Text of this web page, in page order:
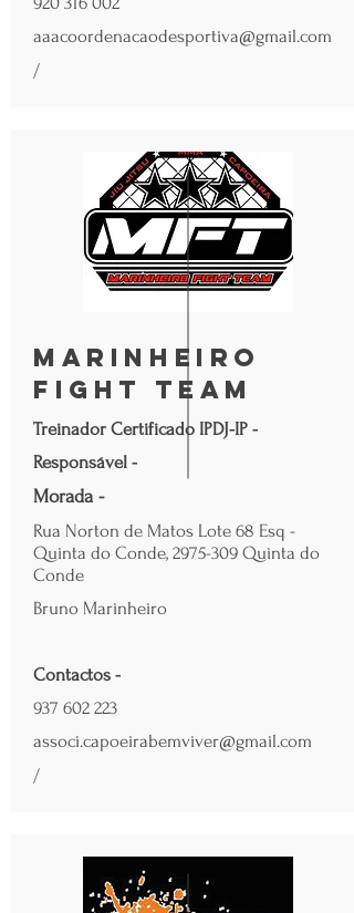
aaacoordenacaodesportiva@gmail.com
/
Marinheiro
Fight Team
Treinador Certificado IPDJ-IP -
Responsável -
Morada -
Rua Norton de Matos Lote 68 Esq -
Quinta do Conde, 2975-309 Quinta do
Conde
Bruno Marinheiro
Contactos -
937 602 223
associ.capoeirabemviver@gmail.com
/